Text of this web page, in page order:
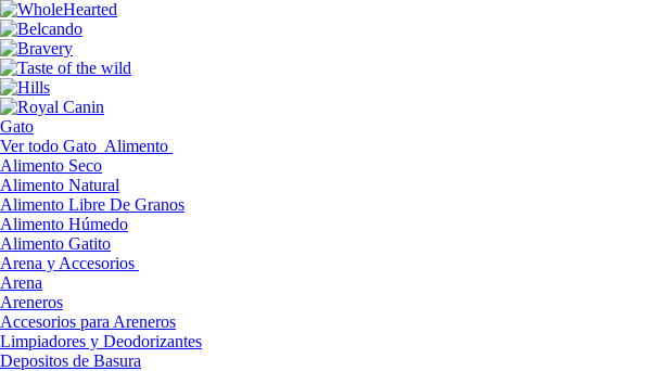
Gato
Ver todo Gato Alimento
Alimento Seco
Alimento Natural
Alimento Libre De Granos
Alimento Húmedo
Alimento Gatito
Arena y Accesorios
Arena
Areneros
Accesorios para Areneros
Limpiadores y Deodorizantes
Depositos de Basura